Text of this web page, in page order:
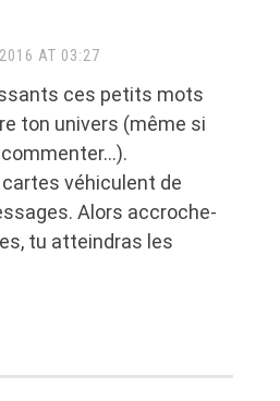
AT 03:27
ces petits mots
ton univers (même si
commenter…).
véhiculent de
Alors accroche-
tu atteindras les